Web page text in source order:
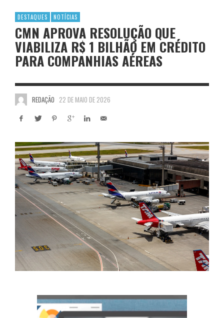
DESTAQUES NOTÍCIAS
CMN APROVA RESOLUÇÃO QUE
VIABILIZA R$ 1 BILHÃO EM CRÉDITO
PARA COMPANHIAS AÉREAS
REDAÇÃO 22 DE MAIO DE 2026